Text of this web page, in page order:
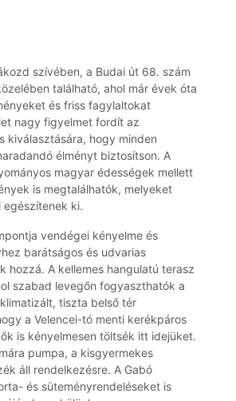
szívében, a Budai út 68. szám
található, ahol már évek óta
és friss fagylaltokat
nagy figyelmet fordít az
kiválasztására, hogy minden
élményt biztosítson. A
magyar édességek mellett
is megtalálhatók, melyeket
egészítenek ki.
vendégei kényelme és
barátságos és udvarias
hozzá. A kellemes hangulatú terasz
szabad levegőn fogyaszthatók a
tiszta belső tér
a Velencei-tó menti kerékpáros
is kényelmesen töltsék itt idejüket.
pumpa, a kisgyermekes
áll rendelkezésre. A Gabó
és süteményrendeléseket is